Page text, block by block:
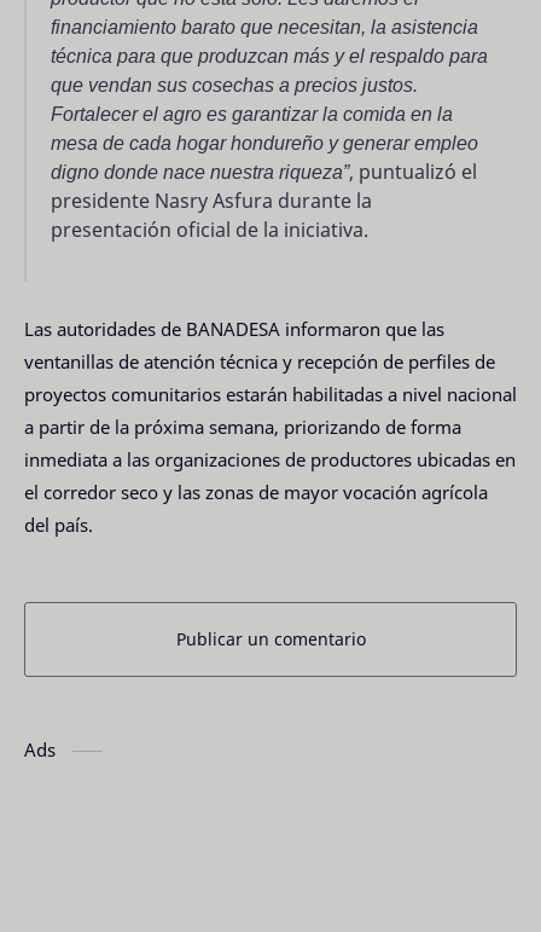
financiamiento barato que necesitan, la asistencia
técnica para que produzcan más y el respaldo para
que vendan sus cosechas a precios justos.
Fortalecer el agro es garantizar la comida en la
mesa de cada hogar hondureño y generar empleo
digno donde nace nuestra riqueza”, puntualizó el
presidente Nasry Asfura durante la
presentación oficial de la iniciativa.
Las autoridades de BANADESA informaron que las
ventanillas de atención técnica y recepción de perfiles de
proyectos comunitarios estarán habilitadas a nivel nacional
a partir de la próxima semana, priorizando de forma
inmediata a las organizaciones de productores ubicadas en
el corredor seco y las zonas de mayor vocación agrícola
del país.
Publicar un comentario
Ads